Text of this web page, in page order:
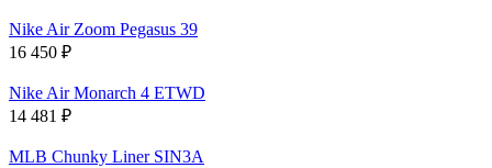
Nike Air Zoom Pegasus 39
16 450 ₽
Nike Air Monarch 4 ETWD
14 481 ₽
MLB Chunky Liner SIN3A